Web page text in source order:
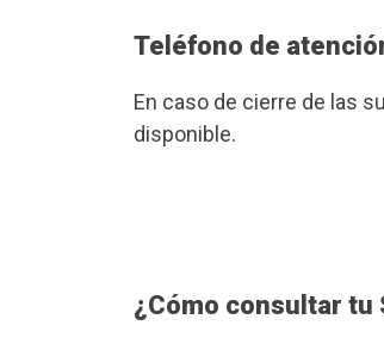
Teléfono de
En caso de cierre de las
disponible.
¿Cómo consultar tu